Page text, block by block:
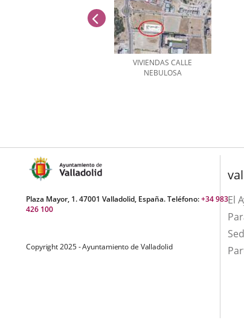
VIVIENDAS CALLE
NEBULOSA
previus
Plaza Mayor, 1. 47001 Valladolid, España. Teléfono:+34 983
426 100
Copyright 2025 - Ayuntamiento de Valladolid
El